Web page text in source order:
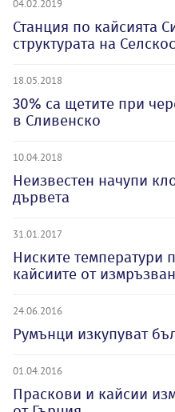
04.02.2019
Станция по кайсията
структурата на
18.05.2018
30% са щетите при
в Сливенско
10.04.2018
Неизвестен начупи
дървета
31.01.2017
Ниските температури
кайсиите от
24.06.2016
Румънци изкупуват
01.04.2016
Праскови и кайсии